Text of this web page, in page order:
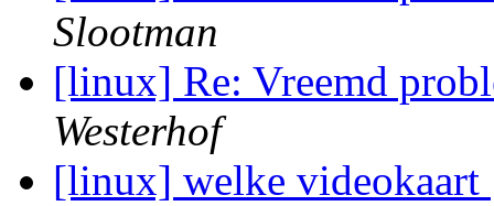
Slootman
[linux] Re: Vreemd
Westerhof
[linux] welke videokaart